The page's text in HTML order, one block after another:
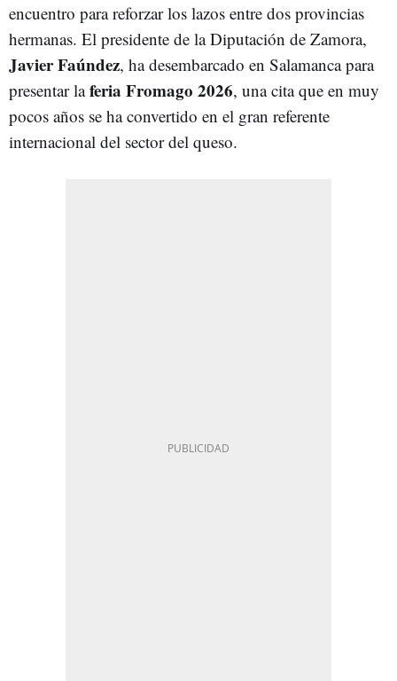
encuentro para reforzar los lazos entre dos provincias
hermanas. El presidente de la Diputación de Zamora,
Javier Faúndez, ha desembarcado en Salamanca para
presentar laferia Fromago 2026, una cita que en muy
pocos años se ha convertido en el gran referente
internacional del sector del queso.